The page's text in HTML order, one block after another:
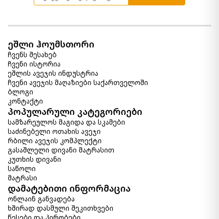
210.00 ₾
Item: CD157458
-
კალათაში დამატება
ჯამი NATUREVA
19.00 ₾
Item: CD153772
რაოდენობა:
-
ლარნაკი CHATEAU AMELIE
140.00 ₾
70.00 ₾
ეშლი ჰოუმსთორი
ჩვენს შესახებ
ჩვენი ისტორია
ეშლის ავეჯის ინდუსტრია
ჩვენი ავეჯის მაღაზიები საქართველოში
ბლოგი
კონტაქტი
პოპულარული კატეგორიები
სამზარეულოს მაგიდა და სკამები
საძინებელი ოთახის ავეჯი
რბილი ავეჯის კომპლექტი
გასაშლელი დივანი მატრასით
კუთხის დივანი
საწოლი
მატრასი
დამატებითი ინფორმაცია
ონლაინ განვადება
ხშირად დასმული შეკითხვები